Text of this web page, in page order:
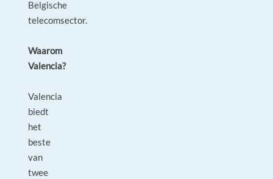
Belgische
telecomsector.
Waarom
Valencia?
Valencia
biedt
het
beste
van
twee